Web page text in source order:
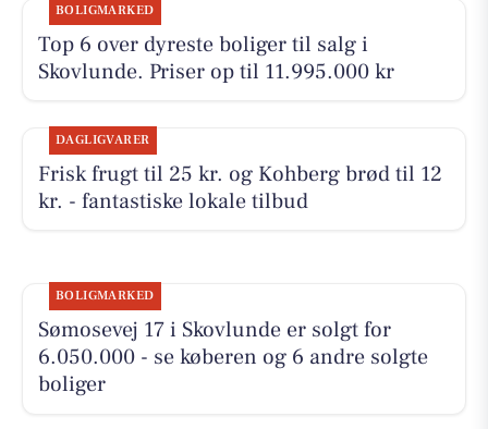
BOLIGMARKED
Top 6 over dyreste boliger til salg i
Skovlunde. Priser op til 11.995.000 kr
DAGLIGVARER
Frisk frugt til 25 kr. og Kohberg brød til 12
kr. - fantastiske lokale tilbud
BOLIGMARKED
Sømosevej 17 i Skovlunde er solgt for
6.050.000 - se køberen og 6 andre solgte
boliger